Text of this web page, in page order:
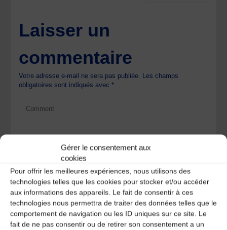
Gérer le consentement aux
cookies
Pour offrir les meilleures expériences, nous utilisons des
technologies telles que les cookies pour stocker et/ou accéder
aux informations des appareils. Le fait de consentir à ces
technologies nous permettra de traiter des données telles que le
comportement de navigation ou les ID uniques sur ce site. Le
fait de ne pas consentir ou de retirer son consentement a un
Laisser un
commentaire
Votre adresse e-mail ne sera pas publiée. Les champs
obligatoires sont indiqués avec*